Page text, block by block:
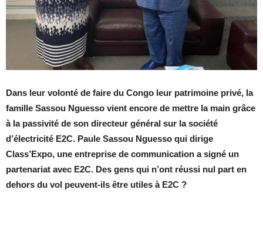
Dans leur volonté de faire du Congo leur patrimoine privé, la
famille Sassou Nguesso vient encore de mettre la main grâce
à la passivité de son directeur général sur la société
d’électricité E2C. Paule Sassou Nguesso qui dirige
Class’Expo, une entreprise de communication a signé un
partenariat avec E2C. Des gens qui n’ont réussi nul part en
dehors du vol peuvent-ils être utiles à E2C ?